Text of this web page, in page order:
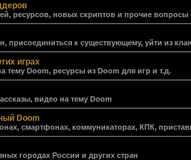
ресурсов, новых скриптов и прочие
присоединиться к существующему, уйти из
играх
тему Doom, ресурсы из Doom для игр и т.д.
видео на тему Doom
Doom
смартфонах, коммуникаторах, КПК,
городах России и других стран